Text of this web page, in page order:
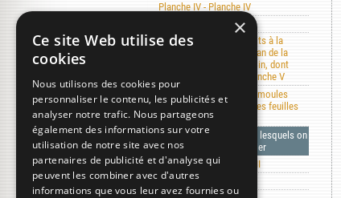
Planche IV - Planche IV
Planche V - Planche V
Planche VI - Cylindres faits à la
manière de Hollande ; plan de la
partie inférieure du moulin, dont
l'élévation formait la planche V
Planche VII - Formes ou moules
avec lesquels on puise les feuilles
de papier
Formes ou moules avec lesquels on
puise les feuilles de papier
Planche VIII - Planche VIII
Planche IX - Planche IX
×
Ce site Web utilise des
cookies
Nous utilisons des cookies pour
personnaliser le contenu, les publicités et
analyser notre trafic. Nous partageons
également des informations sur votre
utilisation de notre site avec nos
partenaires de publicité et d'analyse qui
peuvent les combiner avec d'autres
informations que vous leur avez fournies ou